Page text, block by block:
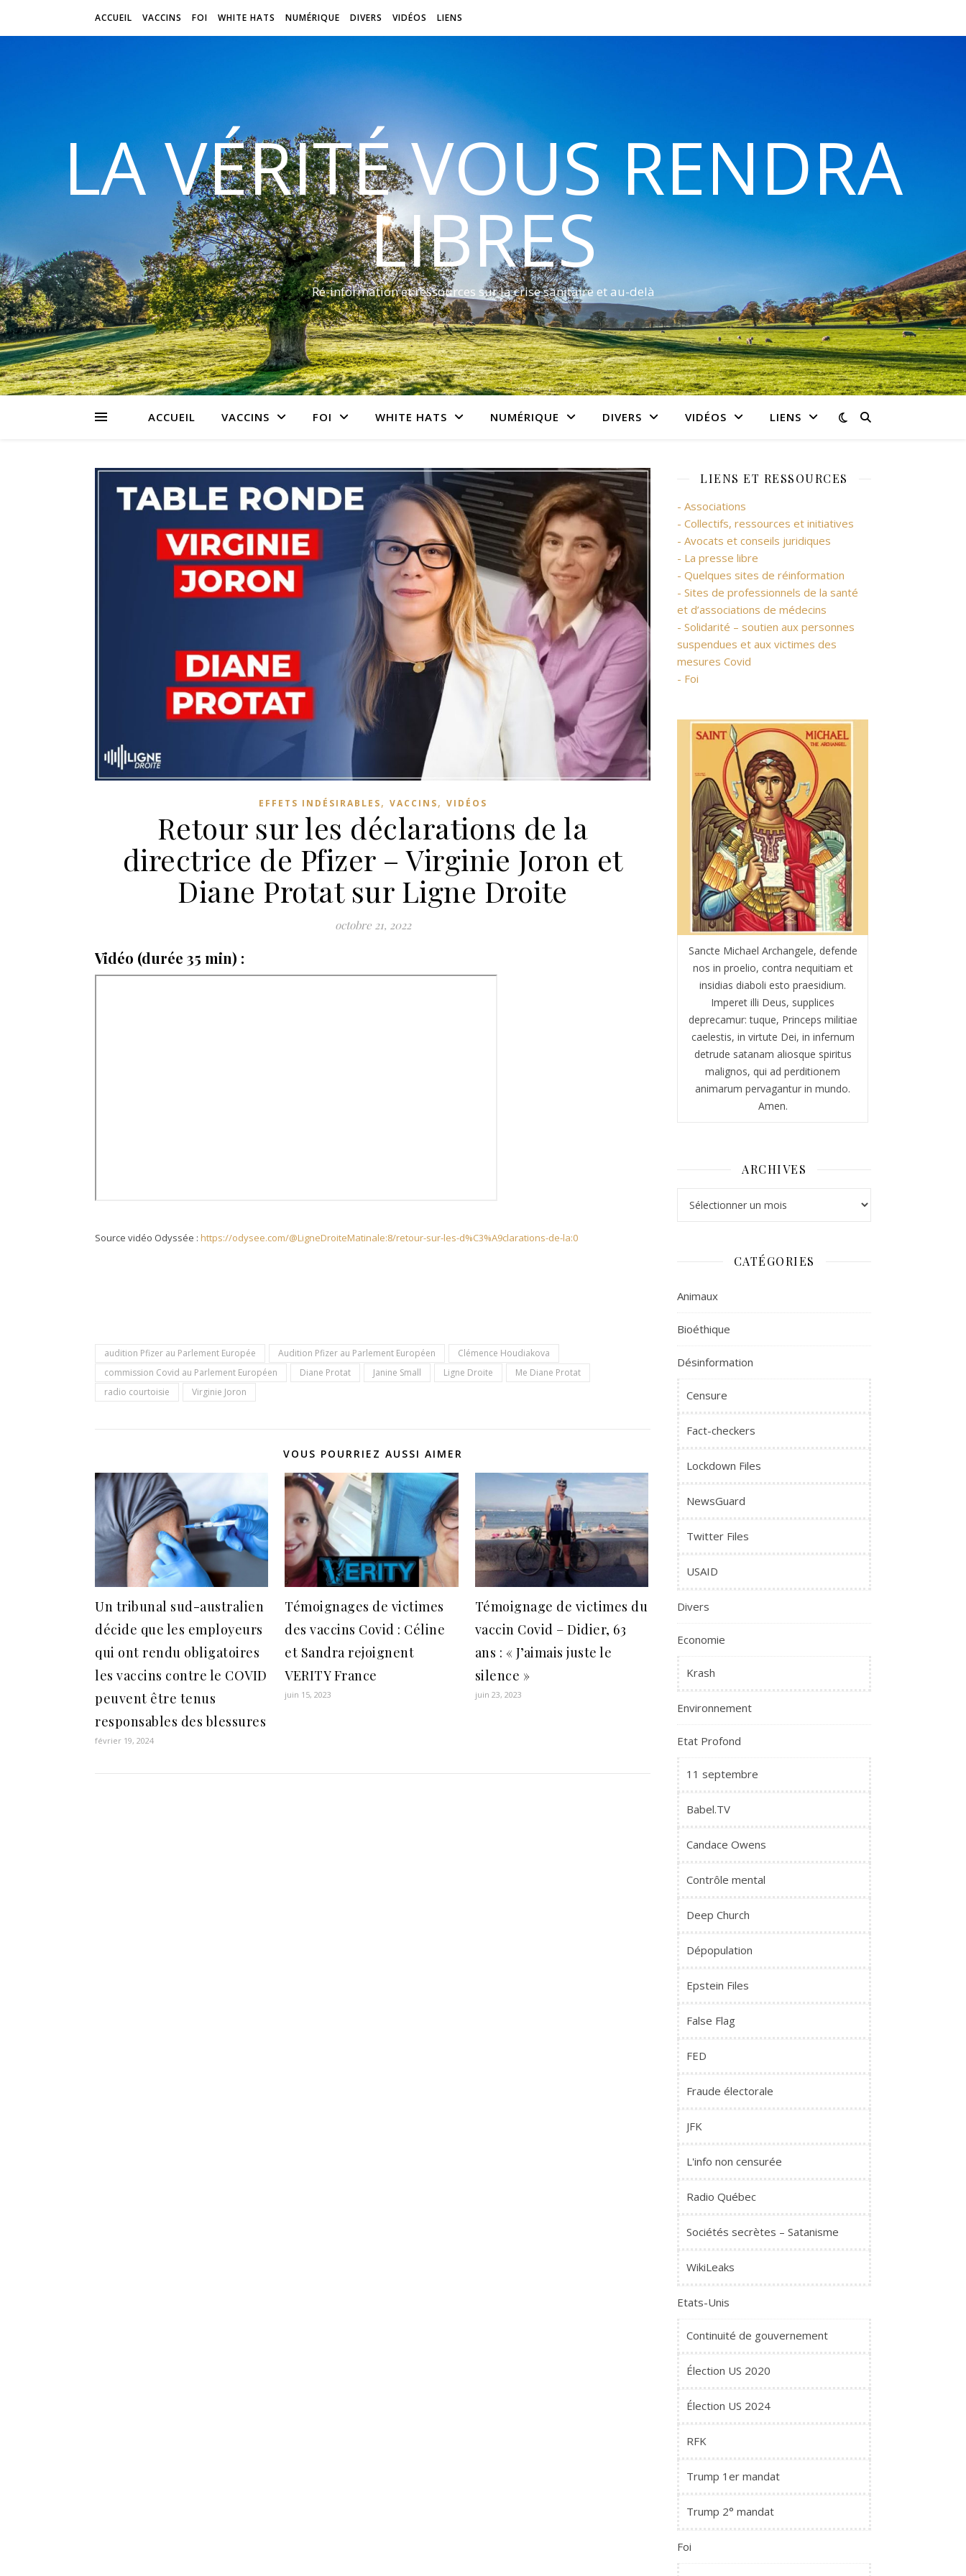
ACCUEIL VACCINS FOI WHITE HATS NUMÉRIQUE DIVERS VIDÉOS LIENS
LA VÉRITÉ VOUS RENDRA
LIBRES
Ré-information et ressources sur la crise sanitaire et au-delà
ACCUEIL VACCINS FOI WHITE HATS NUMÉRIQUE DIVERS VIDÉOS LIENS
EFFETS INDÉSIRABLES, VACCINS, VIDÉOS
Retour sur les déclarations de la
directrice de Pfizer – Virginie Joron et
Diane Protat sur Ligne Droite
octobre 21, 2022
Vidéo (durée 35 min) :
Source vidéo Odyssée : https://odysee.com/@LigneDroiteMatinale:8/retour-sur-les-d%C3%A9clarations-de-la:0
audition Pfizer au Parlement Europée Audition Pfizer au Parlement Européen
Clémence Houdiakova
commission Covid au Parlement Européen
Diane Protat Janine Small Ligne Droite
Me Diane Protat
radio courtoisie
Virginie Joron
VOUS POURRIEZ AUSSI AIMER
Un tribunal sud-australien
décide que les employeurs
qui ont rendu obligatoires
les vaccins contre le COVID
peuvent être tenus
responsables des blessures
février 19, 2024
Témoignages de victimes
des vaccins Covid : Céline
et Sandra rejoignent
VERITY France
juin 15, 2023
Témoignage de victimes du
vaccin Covid – Didier, 63
ans : « J’aimais juste le
silence »
juin 23, 2023
LIENS ET RESSOURCES
- Associations
- Collectifs, ressources et initiatives
- Avocats et conseils juridiques
- La presse libre
- Quelques sites de réinformation
- Sites de professionnels de la santé
et d’associations de médecins
- Solidarité – soutien aux personnes
suspendues et aux victimes des
mesures Covid
- Foi
Sancte Michael Archangele, defende
nos in proelio, contra nequitiam et
insidias diaboli esto praesidium.
Imperet illi Deus, supplices
deprecamur: tuque, Princeps militiae
caelestis, in virtute Dei, in infernum
detrude satanam aliosque spiritus
malignos, qui ad perditionem
animarum pervagantur in mundo.
Amen.
ARCHIVES
CATÉGORIES
Animaux
Bioéthique
Désinformation
Censure
Fact-checkers
Lockdown Files
NewsGuard
Twitter Files
USAID
Divers
Economie
Krash
Environnement
Etat Profond
11 septembre
Babel.TV
Candace Owens
Contrôle mental
Deep Church
Dépopulation
Epstein Files
False Flag
FED
Fraude électorale
JFK
L'info non censurée
Radio Québec
Sociétés secrètes – Satanisme
WikiLeaks
Etats-Unis
Continuité de gouvernement
Élection US 2020
Élection US 2024
RFK
Trump 1er mandat
Trump 2° mandat
Foi